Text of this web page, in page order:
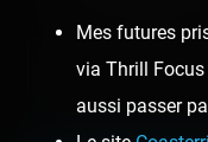
Lien de votre site
Champ facultatif
Mes futures
via Thrill
aussi passer